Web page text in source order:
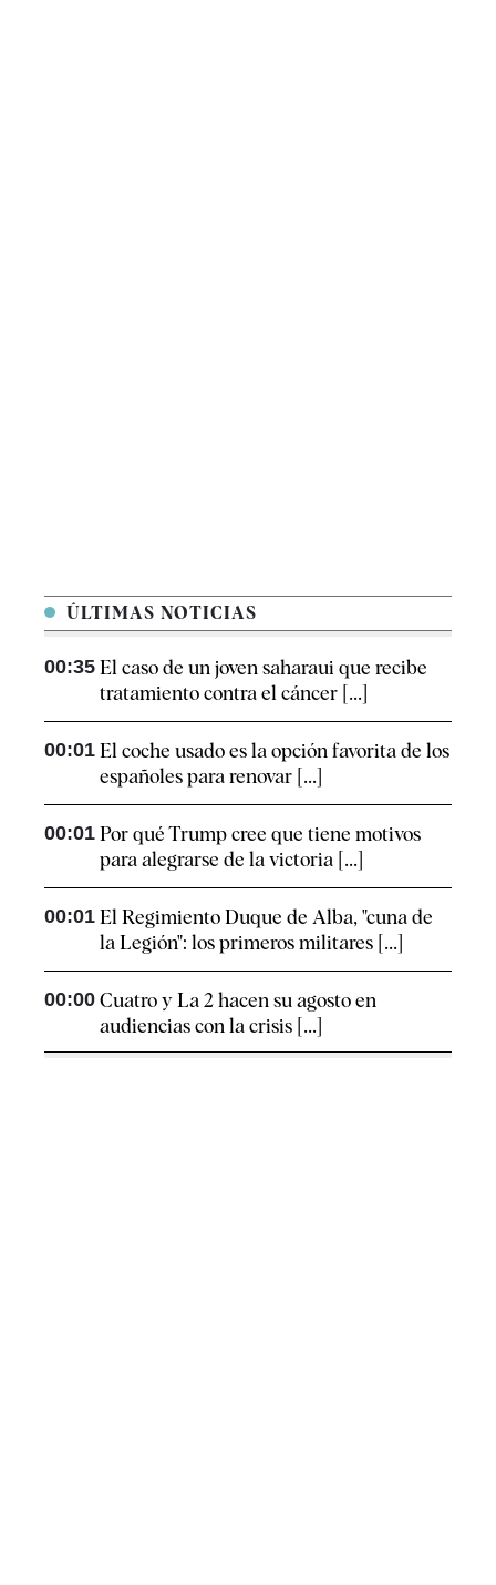
ÚLTIMAS NOTICIAS
00:35 El caso de un joven saharaui que recibe
tratamiento contra el cáncer [...]
00:01 El coche usado es la opción favorita de los
españoles para renovar [...]
00:01 Por qué Trump cree que tiene motivos
para alegrarse de la victoria [...]
00:01 El Regimiento Duque de Alba, "cuna de
la Legión": los primeros militares [...]
00:00 Cuatro y La 2 hacen su agosto en
audiencias con la crisis [...]